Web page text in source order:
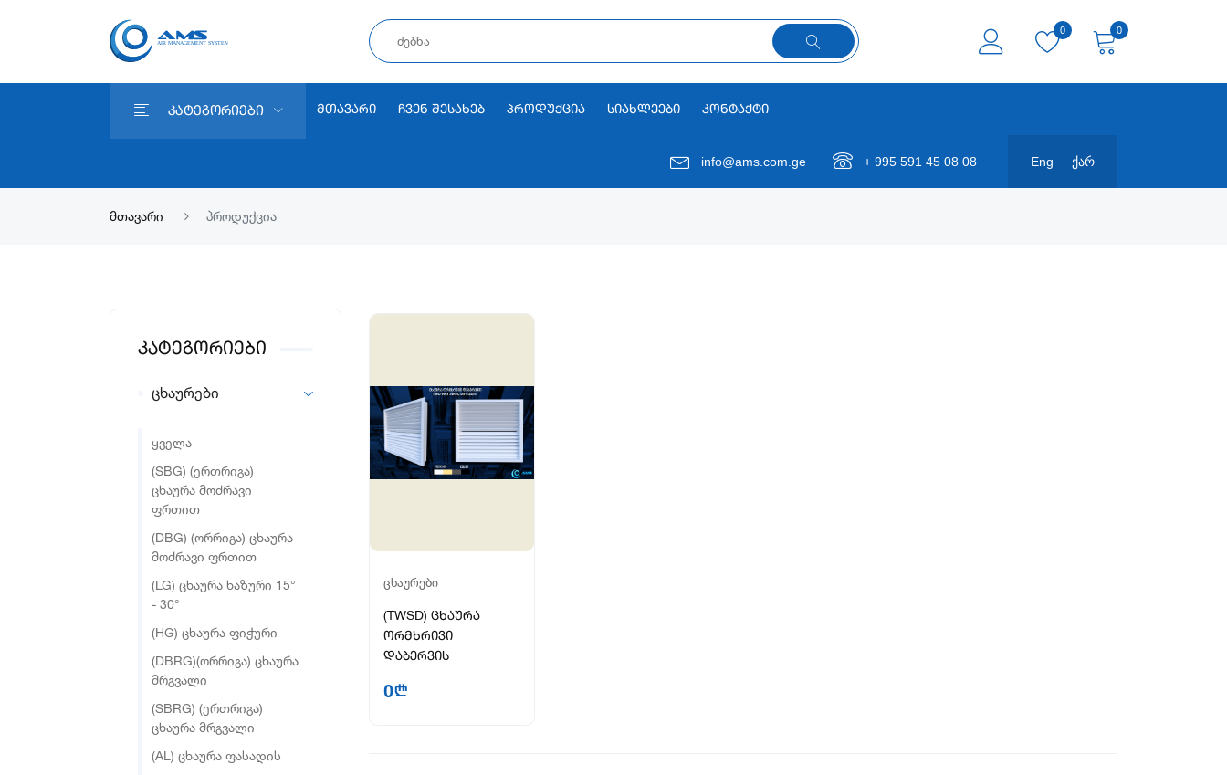
0 0
Კატეგორიები ᲛᲗᲐᲕᲐᲠᲘ ᲩᲕᲔᲜ ᲨᲔᲡᲐᲮᲔᲑ ᲞᲠᲝᲓᲣᲥᲪᲘᲐ ᲡᲘᲐᲮᲚᲔᲔᲑᲘ ᲙᲝᲜᲢᲐᲥᲢᲘ
info@ams.com.ge + 995 591 45 08 08 Eng ქარ
მთავარი პროდუქცია
Კატეგორიები
ცხაურები
ყველა
(SBG) (ერთრიგა)
ცხაურა მოძრავი
ფრთით
(DBG) (ორრიგა) ცხაურა
მოძრავი ფრთით
(LG) ცხაურა ხაზური 15°
- 30°
(HG) ცხაურა ფიჭური
(DBRG)(ორრიგა) ცხაურა
მრგვალი
(SBRG) (ერთრიგა)
ცხაურა მრგვალი
(AL) ცხაურა ფასადის
ᲪᲮᲐᲣᲠᲔᲑᲘ
(TWSD) ცხაურა
ორმხრივი
დაბერვის
0n